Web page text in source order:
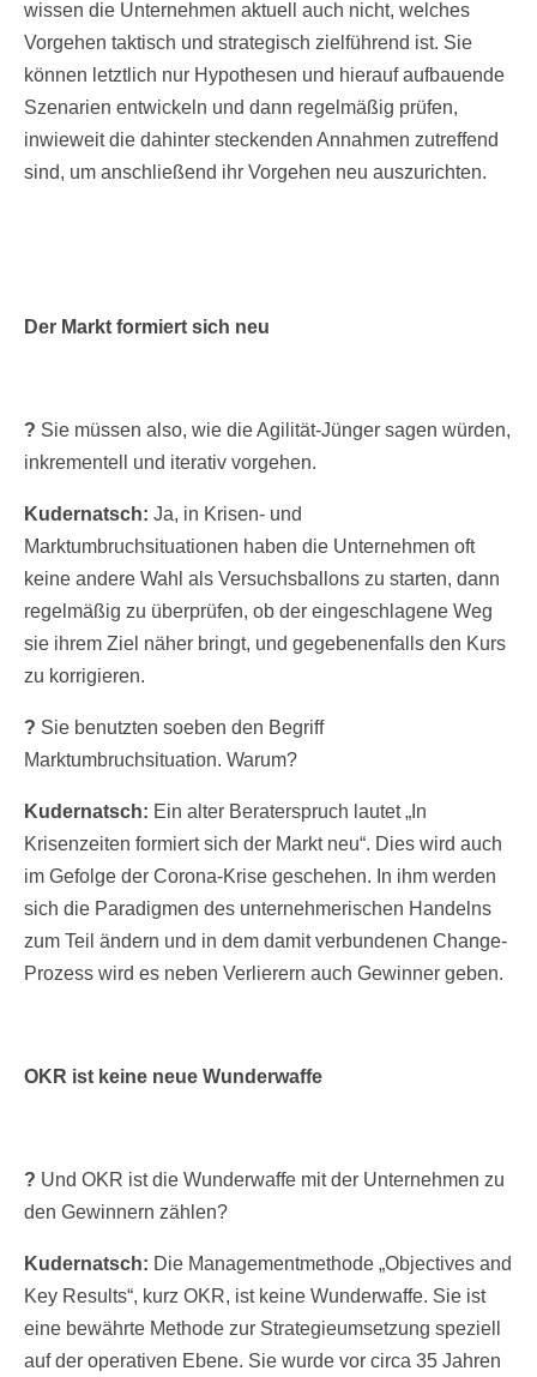
wissen die Unternehmen aktuell auch nicht, welches
Vorgehen taktisch und strategisch zielführend ist. Sie
können letztlich nur Hypothesen und hierauf aufbauende
Szenarien entwickeln und dann regelmäßig prüfen,
inwieweit die dahinter steckenden Annahmen zutreffend
sind, um anschließend ihr Vorgehen neu auszurichten.
Der Markt formiert sich neu
? Sie müssen also, wie die Agilität-Jünger sagen würden,
inkrementell und iterativ vorgehen.
Kudernatsch: Ja, in Krisen- und
Marktumbruchsituationen haben die Unternehmen oft
keine andere Wahl als Versuchsballons zu starten, dann
regelmäßig zu überprüfen, ob der eingeschlagene Weg
sie ihrem Ziel näher bringt, und gegebenenfalls den Kurs
zu korrigieren.
? Sie benutzten soeben den Begriff
Marktumbruchsituation. Warum?
Kudernatsch: Ein alter Beraterspruch lautet „In
Krisenzeiten formiert sich der Markt neu“. Dies wird auch
im Gefolge der Corona-Krise geschehen. In ihm werden
sich die Paradigmen des unternehmerischen Handelns
zum Teil ändern und in dem damit verbundenen Change-
Prozess wird es neben Verlierern auch Gewinner geben.
OKR ist keine neue Wunderwaffe
? Und OKR ist die Wunderwaffe mit der Unternehmen zu
den Gewinnern zählen?
Kudernatsch: Die Managementmethode „Objectives and
Key Results“, kurz OKR, ist keine Wunderwaffe. Sie ist
eine bewährte Methode zur Strategieumsetzung speziell
auf der operativen Ebene. Sie wurde vor circa 35 Jahren